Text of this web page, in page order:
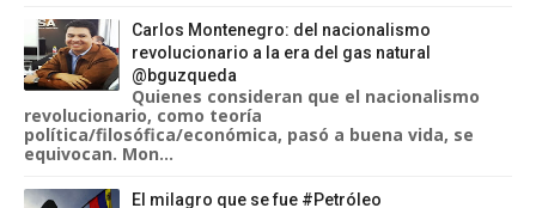
Carlos Montenegro: del nacionalismo
revolucionario a la era del gas natural
@bguzqueda
Quienes consideran que el nacionalismo
revolucionario, como teoría
política/filosófica/económica, pasó a buena vida, se
equivocan. Mon...
El milagro que se fue #Petróleo